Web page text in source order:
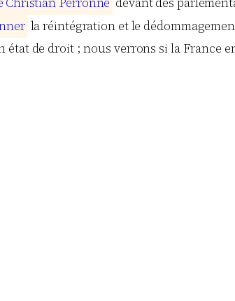
ner la réintégration et le
état de droit ; nous verrons si la France